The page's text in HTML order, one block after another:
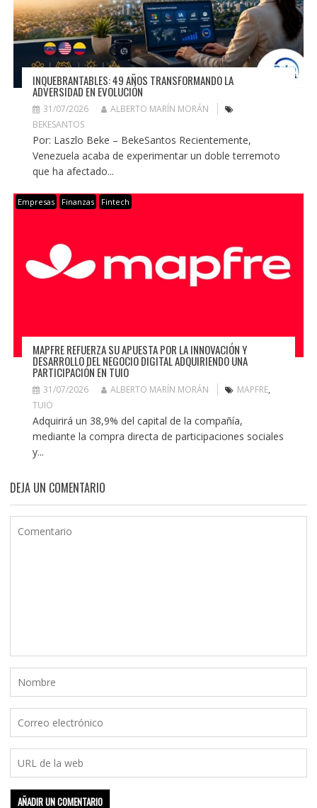
INQUEBRANTABLES: 49 AÑOS TRANSFORMANDO LA
ADVERSIDAD EN EVOLUCIÓN
31/07/2026
ALBERTO MARÍN MORÁN
BEKESANTOS
Por: Laszlo Beke – BekeSantos Recientemente,
Venezuela acaba de experimentar un doble terremoto
que ha afectado...
Empresas Finanzas Fintech
MAPFRE REFUERZA SU APUESTA POR LA INNOVACIÓN Y
DESARROLLO DEL NEGOCIO DIGITAL ADQUIRIENDO UNA
PARTICIPACIÓN EN TUIO
31/07/2026 ALBERTO MARÍN MORÁN MAPFRE,
TUIO
Adquirirá un 38,9% del capital de la compañía,
mediante la compra directa de participaciones sociales
y...
DEJA UN COMENTARIO